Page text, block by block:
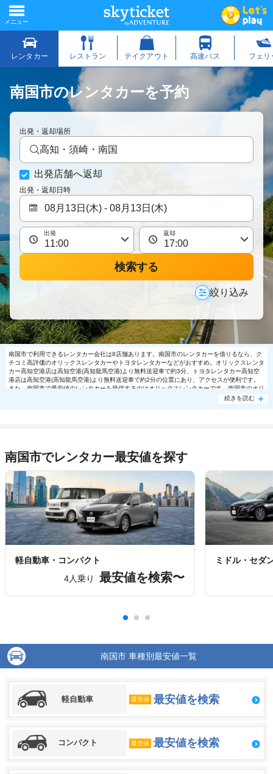
南国市のレンタカーを予約
出発・返却場所
高知・須崎・南国
出発店舗へ返却
出発・返却日時
出発 返却
検索する
絞り込み
南国市で利用できるレンタカー会社は8店舗あります。南国市のレンタカーを借りるなら、ク
チコミ高評価のオリックスレンタカーやトヨタレンタカーなどがおすすめ。オリックスレンタ
カー高知空港店は高知空港(高知龍馬空港)より無料送迎車で約3分、トヨタレンタカー高知空
港店は高知空港(高知龍馬空港)より無料送迎車で約2分の位置にあり、アクセスが便利です。
また、南国市で最安値のレンタカーを提供するのはオリックスレンタカーです。南国市のオリ
ックスレンタカーでは日帰り利用でミドル・セダン11220円～の格安で利用できます。南国市
続きを読む
南国市でレンタカー最安値を探す
軽自動車・コンパクト
4人乗り
最安値を検索〜
ミドル・セダ
南国市 車種別最安値一覧
軽自動車 最安値 最安値を検索
コンパクト 最安値 最安値を検索